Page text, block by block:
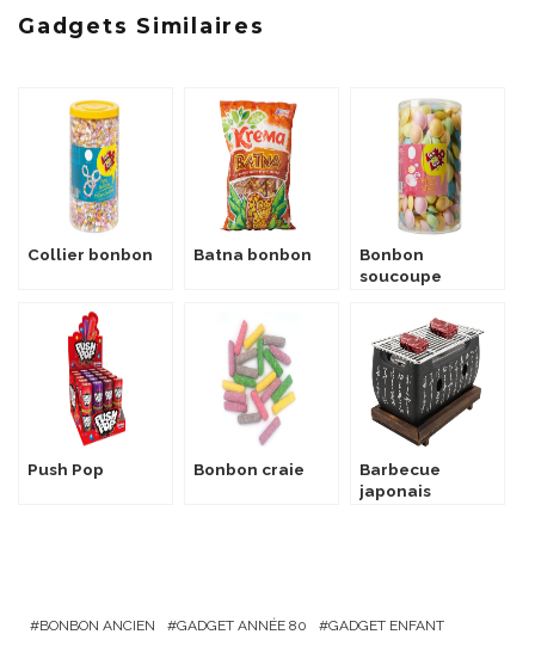
Gadgets Similaires
Collier bonbon Batna bonbon
Bonbon
soucoupe
Push Pop Bonbon craie
Barbecue
japonais
BONBON ANCIEN GADGET ANNÉE 80 GADGET ENFANT